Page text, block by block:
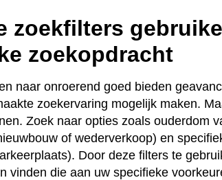
zoekfilters
zoekopdracht
naar onroerend goed bieden
zoekervaring mogelijk maken.
Zoek naar opties zoals ouderdom
of wederverkoop) en
Door deze filters te
vinden die aan uw specifieke